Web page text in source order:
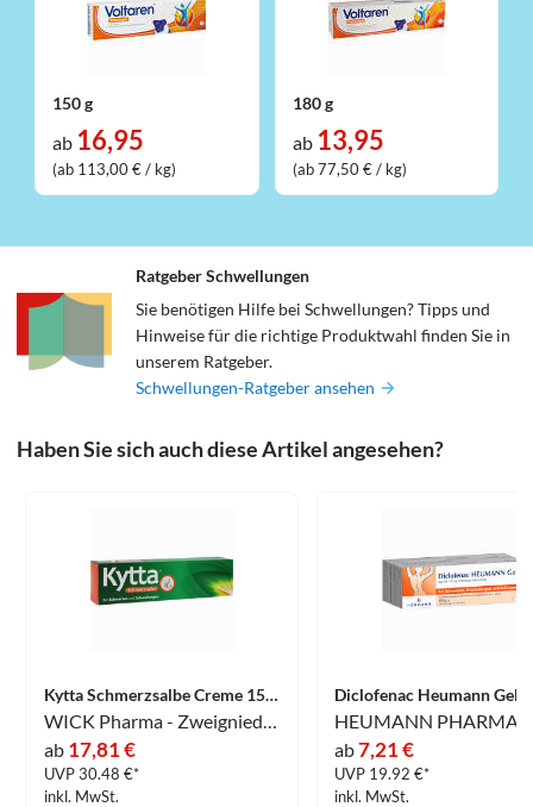
150 g
ab 16,95
(ab 113,00 € / kg)
180 g
ab 13,95
(ab 77,50 € / kg)
Ratgeber Schwellungen
Sie benötigen Hilfe bei Schwellungen? Tipps und
Hinweise für die richtige Produktwahl finden Sie in
unserem Ratgeber.
Schwellungen-Ratgeber ansehen
Haben Sie sich auch diese Artikel angesehen?
Kytta Schmerzsalbe Creme 150 g
WICK Pharma - Zweigniederlassung der Procter & Gamble GmbH
ab 17,81 €
UVP 30.48 €*
inkl. MwSt.
Diclofenac Heumann Gel
ab7,21 €
UVP 19.92 €*
inkl. MwSt.